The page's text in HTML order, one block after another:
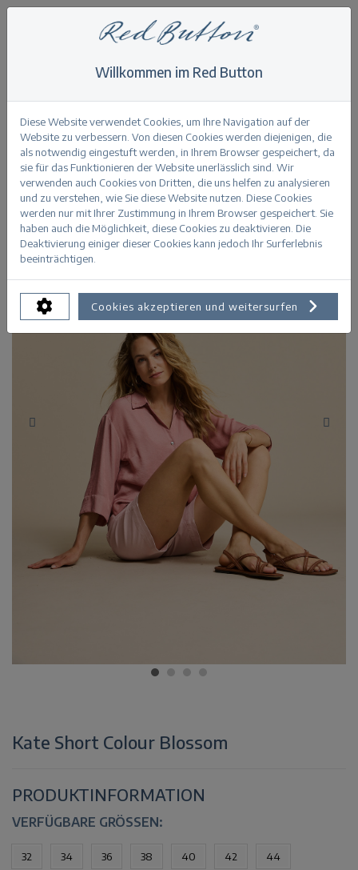
Kate Short Colour
Zurück
Kate Short Colour Blossom
PRODUKTINFORMATION
VERFÜGBARE GRÖSSEN:
32 34 36 38 40 42 44
Willkommen im Red Button
Diese Website verwendet Cookies, um Ihre Navigation auf der
Website zu verbessern. Von diesen Cookies werden diejenigen, die
als notwendig eingestuft werden, in Ihrem Browser gespeichert, da
sie für das Funktionieren der Website unerlässlich sind. Wir
verwenden auch Cookies von Dritten, die uns helfen zu analysieren
und zu verstehen, wie Sie diese Website nutzen. Diese Cookies
werden nur mit Ihrer Zustimmung in Ihrem Browser gespeichert. Sie
haben auch die Möglichkeit, diese Cookies zu deaktivieren. Die
Deaktivierung einiger dieser Cookies kann jedoch Ihr Surferlebnis
beeinträchtigen.
Cookies akzeptieren und weitersurfen